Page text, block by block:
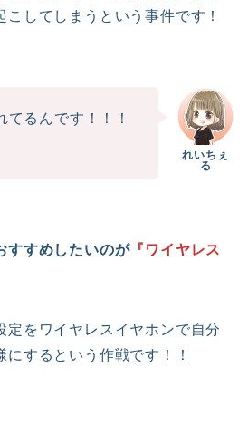
してしまうという事件です！
てるんです！！！
すすめしたいのが『ワイヤレス
定をワイヤレスイヤホンで自分
するという作戦です！！